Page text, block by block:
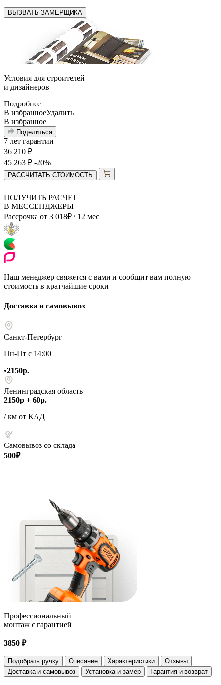
ВЫЗВАТЬ ЗАМЕРЩИКА
Условия для строителей
и дизайнеров
Подробнее
В избранноеУдалить
В избранное
Поделиться
7 лет гарантии
36 210 ₽
45 263₽ -20%
РАССЧИТАТЬ СТОИМОСТЬ
ПОЛУЧИТЬ РАСЧЕТ
В МЕССЕНДЖЕРЫ
Рассрочка от 3 018₽ / 12 мес
Наш менеджер свяжется с вами и сообщит вам полную
стоимость в кратчайшие сроки
Доставка и самовывоз
Санкт-Петербург
Пн-Пт с 14:00
•2150р.
Ленинградская область
2150р + 60р.
/ км от КАД
Самовывоз со склада
500₽
Профессиональный
монтаж с гарантией
3850 ₽
Подобрать ручку Описание Характеристики
Отзывы
Доставка и самовывоз
Установка и замер Гарантия и возврат